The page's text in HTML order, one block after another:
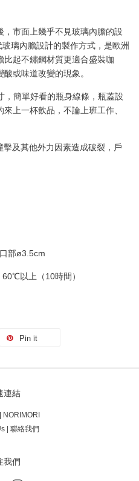
市面上幾乎不見玻璃內膽的設
璃內膽設計的製作方式，是歐洲
起不鏽鋼材質更適合盛裝咖
或味道改變的現象。
簡單好看的瓶身線條，瓶蓋設
上一杯飲品，不論上班工作、
及其他外力因素造成破裂，戶
部ø3.5cm
以上（10時間）
Pin it
連結
NORIMORI
| 聯絡我們
我們